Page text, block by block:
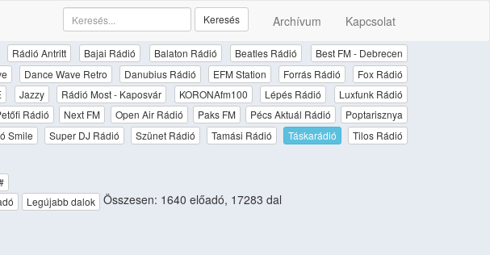
Archívum Kapcsolat
Keresés
Rádió Antritt Bajai Rádió Balaton Rádió Beatles Rádió
Best FM - Debrecen
Dance Wave Retro Danubius Rádió EFM Station Forrás Rádió
Fox Rádió
Jazzy Rádió Most - Kaposvár KORONAfm100 Lépés Rádió
Luxfunk Rádió
Rádió Next FM Open Air Rádió Paks FM Pécs Aktuál Rádió
Poptarisznya
Smile Super DJ Rádió Szünet Rádió Tamási Rádió Táskarádió
Tilos Rádió
Legújabb dalok Összesen: 1640 előadó, 17283 dal